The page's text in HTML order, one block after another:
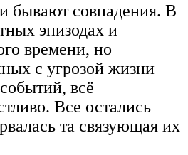
бывают совпадения. В
эпизодах и
времени, но
с угрозой жизни
всё
Все остались
та связующая их